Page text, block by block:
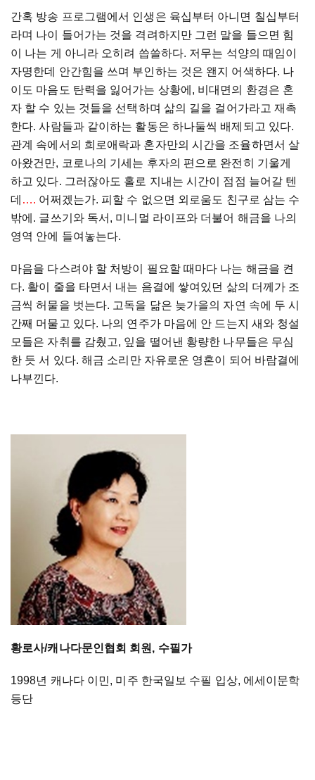
간혹 방송 프로그램에서 인생은 육십부터 아니면 칠십부터
라며 나이 들어가는 것을 격려하지만 그런 말을 들으면 힘
이 나는 게 아니라 오히려 씁쓸하다. 저무는 석양의 때임이
자명한데 안간힘을 쓰며 부인하는 것은 왠지 어색하다. 나
이도 마음도 탄력을 잃어가는 상황에 , 비대면의 환경은 혼
자 할 수 있는 것들을 선택하며 삶의 길을 걸어가라고 재촉
한다.사람들과 같이하는 활동은 하나둘씩 배제되고 있다.
관계 속에서의 희로애락과 혼자만의 시간을 조율하면서 살
아왔건만, 코로나의 기세는 후자의 편으로 완전히 기울게
하고 있다. 그러잖아도 홀로 지내는 시간이 점점 늘어갈 텐
데 …. 어쩌겠는가. 피할 수 없으면 외로움도 친구로 삼는 수
밖에 . 글쓰기와 독서 , 미니멀 라이프와 더불어 해금을 나의
영역 안에 들여놓는다.
마음을 다스려야 할 처방이 필요할 때마다 나는 해금을 켠
다. 활이 줄을 타면서 내는 음결에 쌓여있던 삶의 더께가 조
금씩 허물을 벗는다. 고독을 닮은 늦가을의 자연 속에 두 시
간째 머물고 있다. 나의 연주가 마음에 안 드는지 새와 청설
모들은 자취를 감췄고, 잎을 떨어낸 황량한 나무들은 무심
한 듯 서 있다.해금 소리만 자유로운 영혼이 되어 바람결에
나부낀다.
황로사/캐나다문인협회 회원, 수필가
1998년 캐나다 이민, 미주 한국일보 수필 입상, 에세이문학
등단